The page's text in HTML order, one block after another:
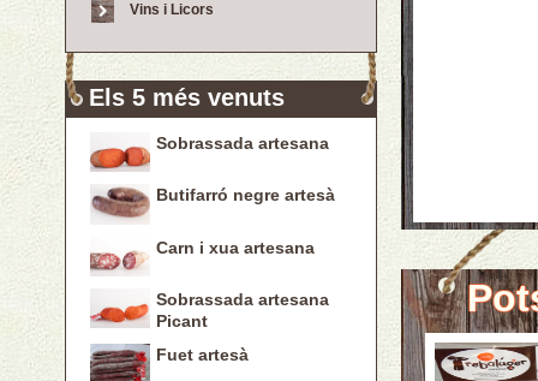
Vins i Licors
Els 5 més venuts
Sobrassada artesana
Butifarró negre artesà
Carn i xua artesana
Sobrassada artesana
Picant
Fuet artesà